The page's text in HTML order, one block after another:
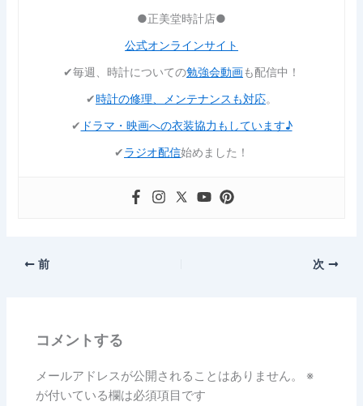
●正美堂時計店●
公式オンラインサイト
✔︎毎週、時計についての勉強会動画も配信中！
✔︎時計の修理、メンテナンスも対応。
✔︎ ドラマ・映画への衣装協力もしています♪
✔︎ラジオ配信始めました！
前 次
コメントする
メールアドレスが公開されることはありません。
※
が付いている欄は必須項目です